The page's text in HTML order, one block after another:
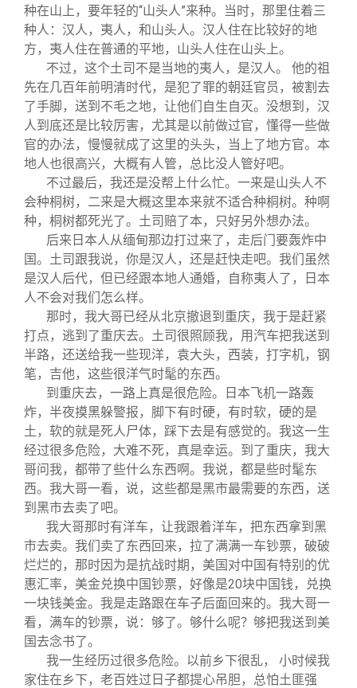
种在山上，要年轻的“山头人”来种。当时，那里住着三
种人：汉人，夷人，和山头人。汉人住在比较好的地
方，夷人住在普通的平地，山头人住在山头上。
不过，这个土司不是当地的夷人，是汉人。 他的祖
先在几百年前明清时代，是犯了罪的朝廷官员，被割去
了手脚，送到不毛之地，让他们自生自灭。没想到，汉
人到底还是比较厉害，尤其是以前做过官，懂得一些做
官的办法，慢慢就成了这里的头头，当上了地方官。本
地人也很高兴，大概有人管，总比没人管好吧。
不过最后，我还是没帮上什么忙。一来是山头人不
会种桐树，二来是大概这里本来就不适合种桐树。种啊
种，桐树都死光了。土司赔了本，只好另外想办法。
后来日本人从缅甸那边打过来了，走后门要轰炸中
国。土司跟我说，你是汉人，还是赶快走吧。我们虽然
是汉人后代，但已经跟本地人通婚，自称夷人了，日本
人不会对我们怎么样。
那时，我大哥已经从北京撤退到重庆，我于是赶紧
打点，逃到了重庆去。土司很照顾我，用汽车把我送到
半路，还送给我一些现洋，袁大头，西装，打字机，钢
笔，吉他，这些很洋气时髦的东西。
到重庆去，一路上真是很危险。日本飞机一路轰
炸，半夜摸黑躲警报，脚下有时硬，有时软，硬的是
土，软的就是死人尸体，踩下去是有感觉的。我这一生
经过很多危险，大难不死，真是幸运。到了重庆，我大
哥问我，都带了些什么东西啊。我说，都是些时髦东
西。我大哥一看，说，这些都是黑市最需要的东西，送
到黑市去卖了吧。
我大哥那时有洋车，让我跟着洋车，把东西拿到黑
市去卖。我们卖了东西回来，拉了满满一车钞票，破破
烂烂的，那时因为是抗战时期，美国对中国有特别的优
惠汇率，美金兑换中国钞票，好像是20块中国钱，兑换
一块钱美金。我是走路跟在车子后面回来的。我大哥一
看，满车的钞票，说：够了。够什么呢？够把我送到美
国去念书了。
我一生经历过很多危险。以前乡下很乱， 小时候我
家住在乡下，老百姓过日子都提心吊胆，总怕土匪强